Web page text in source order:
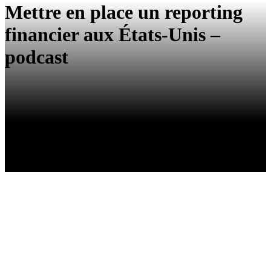
Mettre en place un reporting
financier aux États-Unis –
podcast